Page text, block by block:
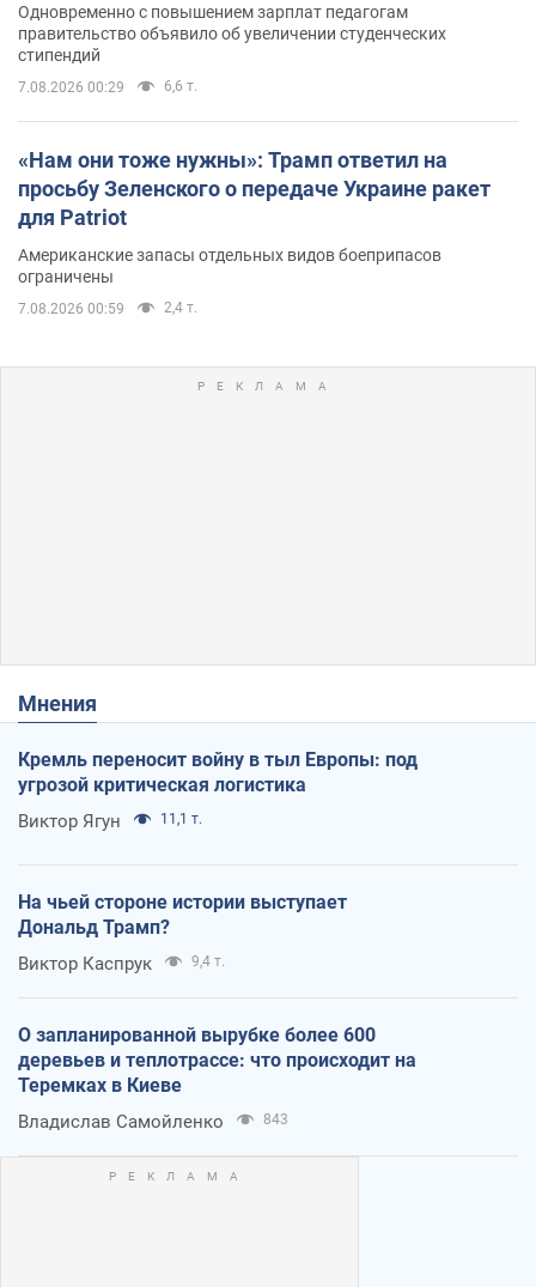
Одновременно с повышением зарплат педагогам
правительство объявило об увеличении студенческих
стипендий
7.08.2026 00:29 6,6 т.
«Нам они тоже нужны»: Трамп ответил на
просьбу Зеленского о передаче Украине ракет
для Patriot
Американские запасы отдельных видов боеприпасов
ограничены
7.08.2026 00:59 2,4 т.
Мнения
Кремль переносит войну в тыл Европы: под
угрозой критическая логистика
Виктор Ягун 11,1 т.
На чьей стороне истории выступает
Дональд Трамп?
Виктор Каспрук 9,4 т.
О запланированной вырубке более 600
деревьев и теплотрассе: что происходит на
Теремках в Киеве
Владислав Самойленко 843